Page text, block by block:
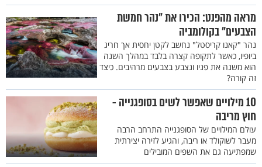
מראה מהפנט: הכירו את "נהר חמשת
הצבעים" בקולומביה
נהר "קאנו קריסטל" נחשב לקטן יחסית אך חריג
ביופיו, כאשר לתקופה קצרה בלבד במהלך השנה
הוא משנה את פניו ונצבע בצבעים מרהיבים. כיצד
זה קורה?
10 מילויים שאפשר לשים בסופגנייה -
חוץ מריבה
עולם המילויים של הסופגנייה התרחב הרבה
מעבר לשוקולד או ריבה, והגיע לזירה יצירתית
שמפתיעה גם את השפים המובילים